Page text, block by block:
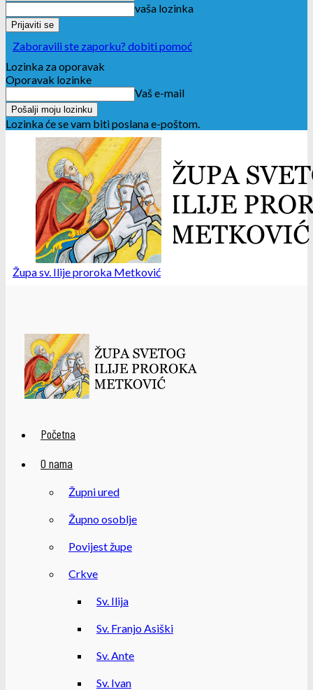
vaša lozinka
Zaboravili ste zaporku? dobiti pomoć
Lozinka za oporavak
Oporavak lozinke
Vaš e-mail
Lozinka će se vam biti poslana e-poštom.
Župa sv. Ilije proroka Metković
Početna
O nama
Župni ured
Župno osoblje
Povijest župe
Crkve
Sv. Ilija
Sv. Franjo Asiški
Sv. Ante
Sv. Ivan